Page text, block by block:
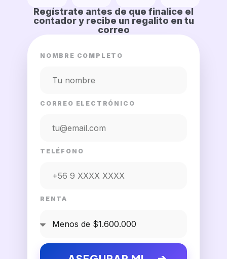
Regístrate antes de que finalice el
contador y recibe un regalito en tu
correo
NOMBRE COMPLETO
CORREO ELECTRÓNICO
TELÉFONO
RENTA